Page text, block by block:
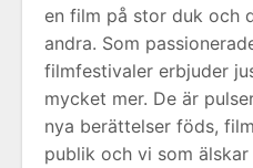
en film på stor duk och
andra. Som
filmfestivaler erbjuder
mycket mer. De är
nya berättelser föds,
publik och vi som